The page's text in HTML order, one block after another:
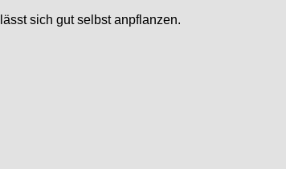
sich gut selbst anpflanzen.